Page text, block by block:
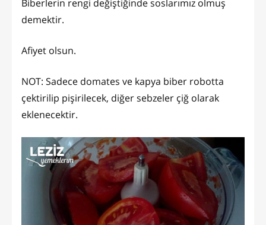
Biberlerin rengi değiştiğinde soslarımız olmuş
demektir.
Afiyet olsun.
NOT: Sadece domates ve kapya biber robotta
çektirilip pişirilecek, diğer sebzeler çiğ olarak
eklenecektir.